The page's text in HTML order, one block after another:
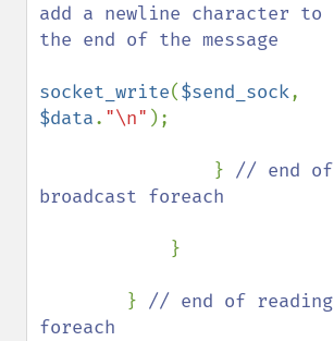
add a newline character to
the end of the message
socket_write($send_sock
$data. "\n" );
                }
// end of
broadcast foreach
}
        }
// end of reading
foreach